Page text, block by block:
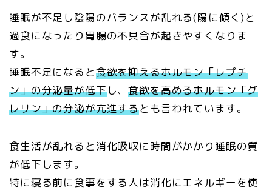
睡眠が不足し陰陽のバランスが乱れる(陽に傾く)と
過食になったり胃腸の不具合が起きやすくなりま
す。
睡眠不足になると食欲を抑えるホルモン「レプチ
ン」の分泌量が低下し、食欲を高めるホルモン「グ
レリン」の分泌が亢進するとも言われています。
食生活が乱れると消化吸収に時間がかかり睡眠の質
が低下します。
特に寝る前に食事をする人は消化にエネルギーを使